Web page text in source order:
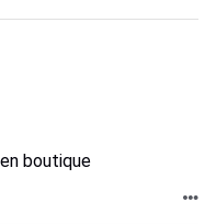
boutique